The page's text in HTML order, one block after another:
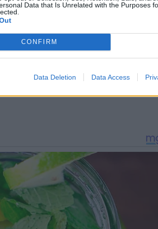
Data that Is Unrelated with the Purposes
CONFIRM
Data Deletion Data Access
#wolt #metrosyntagmatos
–